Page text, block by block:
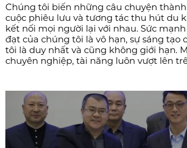
Chúng tôi biến những câu chuyện
cuộc phiêu lưu và tương tác thu hút du
kết nối mọi người lại với nhau. Sức
đạt của chúng tôi là vô hạn, sự sáng tạo
tôi là duy nhất và cũng không giới hạn.
chuyên nghiệp, tài năng luôn vượt lên